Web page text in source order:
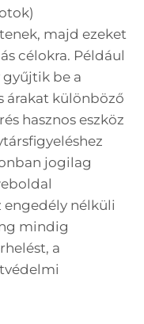
majd ezeket
célokra. Például
gyűjtik be a
árakat különböző
hasznos eszköz
jogilag
engedély nélküli
mindig
a